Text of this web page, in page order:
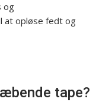
og
at opløse fedt og
tape?